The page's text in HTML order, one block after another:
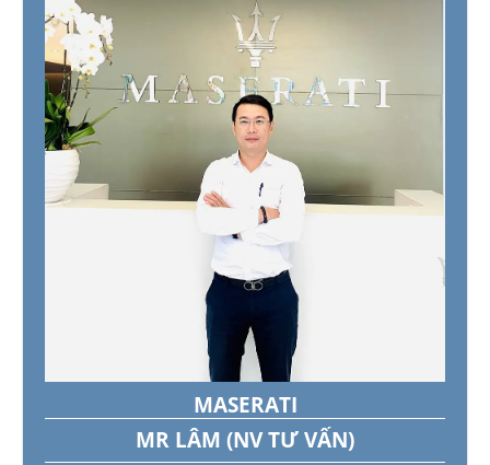
MASERATI
MR LÂM (NV TƯ VẤN)